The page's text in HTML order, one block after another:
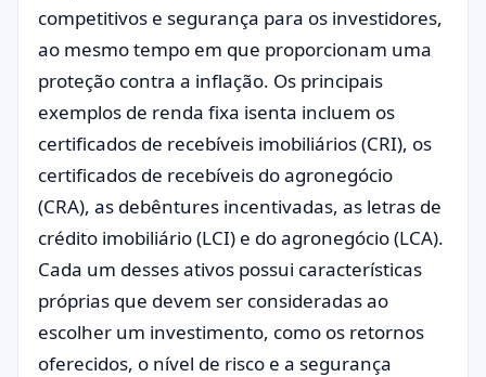
competitivos e segurança para os investidores,
ao mesmo tempo em que proporcionam uma
proteção contra a inflação. Os principais
exemplos de renda fixa isenta incluem os
certificados de recebíveis imobiliários (CRI), os
certificados de recebíveis do agronegócio
(CRA), as debêntures incentivadas, as letras de
crédito imobiliário (LCI) e do agronegócio (LCA).
Cada um desses ativos possui características
próprias que devem ser consideradas ao
escolher um investimento, como os retornos
oferecidos, o nível de risco e a segurança